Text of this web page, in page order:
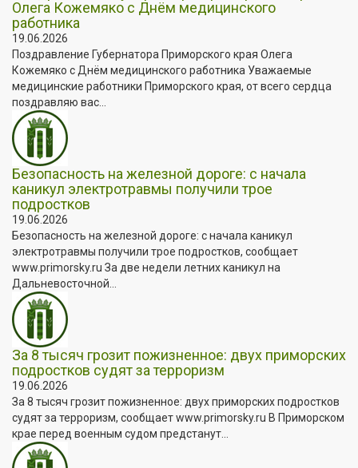
Олега Кожемяко с Днём медицинского
работника
19.06.2026
Поздравление Губернатора Приморского края Олега
Кожемяко с Днём медицинского работника Уважаемые
медицинские работники Приморского края, от всего сердца
поздравляю вас...
Безопасность на железной дороге: с начала
каникул электротравмы получили трое
подростков
19.06.2026
Безопасность на железной дороге: с начала каникул
электротравмы получили трое подростков, сообщает
www.primorsky.ru За две недели летних каникул на
Дальневосточной...
За 8 тысяч грозит пожизненное: двух приморских
подростков судят за терроризм
19.06.2026
За 8 тысяч грозит пожизненное: двух приморских подростков
судят за терроризм, сообщает www.primorsky.ru В Приморском
крае перед военным судом предстанут...